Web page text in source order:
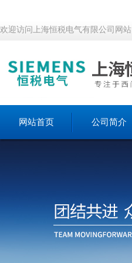
欢迎访问上海恒税电气有限公司网站
网站首页 公司简介